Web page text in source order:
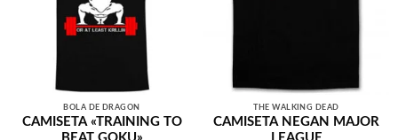
BOLA DE DRAGÓN
CAMISETA «TRAINING TO
THE WALKING DEAD
CAMISETA NEGAN MAJOR